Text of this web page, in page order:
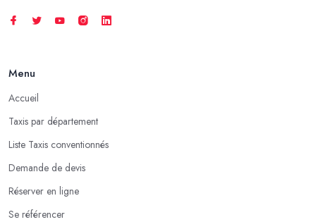
Menu
Accueil
Taxis par département
Liste Taxis conventionnés
Demande de devis
Réserver en ligne
Se référencer